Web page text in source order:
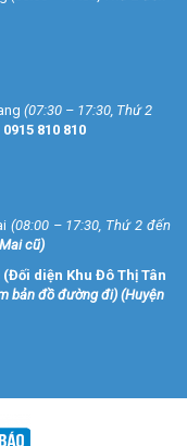
(07:30 – 17:30, Thứ 2
0915 810 810
(08:00 – 17:30, Thứ 2 đến
cũ)
(Đối diện Khu Đô Thị Tân
bản đồ đường đi) (Huyện